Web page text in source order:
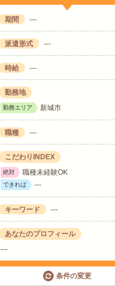
期間 ---
派遣形式 ---
時給 ---
勤務地
勤務エリア 新城市
職種 ---
こだわりINDEX
絶対 職種未経験OK
できれば ---
キーワード ---
あなたのプロフィール
---
条件の変更